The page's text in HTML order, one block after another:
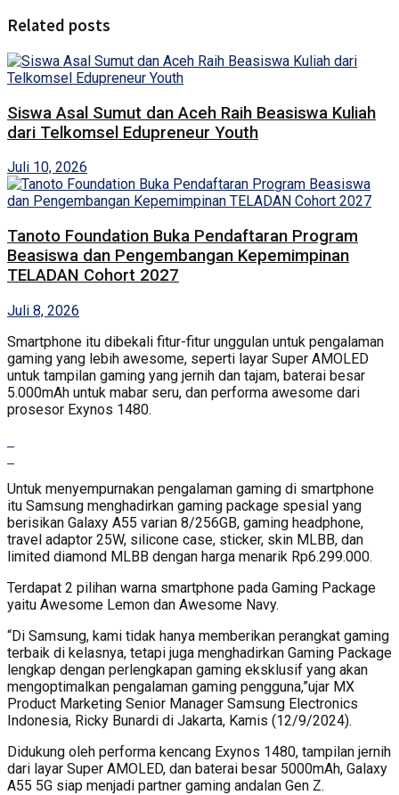
Related posts
Siswa Asal Sumut dan Aceh Raih Beasiswa Kuliah
dari Telkomsel Edupreneur Youth
Juli 10, 2026
Tanoto Foundation Buka Pendaftaran Program
Beasiswa dan Pengembangan Kepemimpinan
TELADAN Cohort 2027
Juli 8, 2026
Smartphone itu dibekali fitur-fitur unggulan untuk pengalaman
gaming yang lebih awesome, seperti layar Super AMOLED
untuk tampilan gaming yang jernih dan tajam, baterai besar
5.000mAh untuk mabar seru, dan performa awesome dari
prosesor Exynos 1480.
Untuk menyempurnakan pengalaman gaming di smartphone
itu Samsung menghadirkan gaming package spesial yang
berisikan Galaxy A55 varian 8/256GB, gaming headphone,
travel adaptor 25W, silicone case, sticker, skin MLBB, dan
limited diamond MLBB dengan harga menarik Rp6.299.000.
Terdapat 2 pilihan warna smartphone pada Gaming Package
yaitu Awesome Lemon dan Awesome Navy.
“Di Samsung, kami tidak hanya memberikan perangkat gaming
terbaik di kelasnya, tetapi juga menghadirkan Gaming Package
lengkap dengan perlengkapan gaming eksklusif yang akan
mengoptimalkan pengalaman gaming pengguna,”ujar MX
Product Marketing Senior Manager Samsung Electronics
Indonesia, Ricky Bunardi di Jakarta, Kamis (12/9/2024).
Didukung oleh performa kencang Exynos 1480, tampilan jernih
dari layar Super AMOLED, dan baterai besar 5000mAh, Galaxy
A55 5G siap menjadi partner gaming andalan Gen Z.